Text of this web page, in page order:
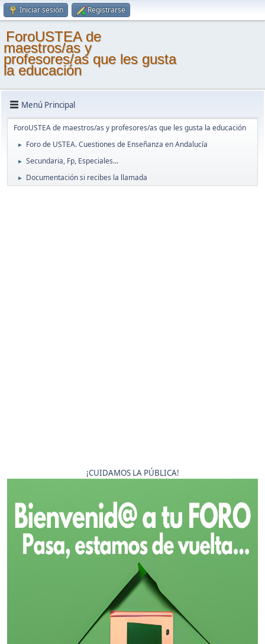
Iniciar sesión Registrarse
ForoUSTEA de
maestros/as y
profesores/as que les gusta
la educación
Menú Principal
ForoUSTEA de maestros/as y profesores/as que les gusta la educación
► Foro de USTEA. Cuestiones de Enseñanza en Andalucía
► Secundaria, Fp, Especiales...
► Documentación si recibes la llamada
¡CUIDAMOS LA PÚBLICA!